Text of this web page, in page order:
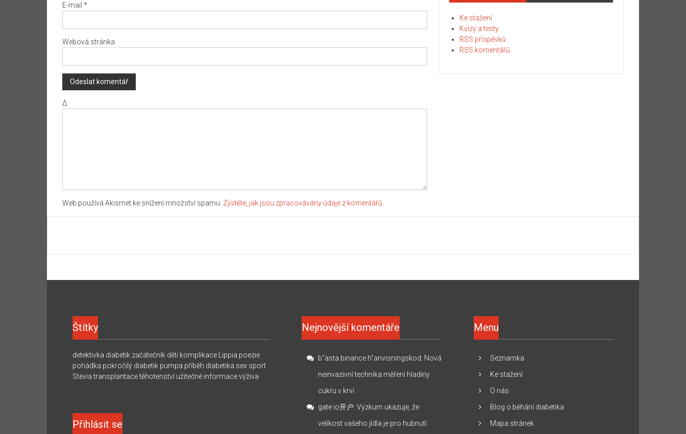
E-mail *
Webová stránka
Δ
Web používá Akismet ke snížení množství spamu. Zjistěte, jak jsou zpracovávány údaje z komentářů.
Ke stažení
Kvízy a testy
RSS příspěvků
RSS komentářů
Štítky
detektivka diabetik začátečník děti komplikace Lippia poezie
pohádka pokročilý diabetik pumpa příběh diabetika sex sport
Stevia transplantace těhotenství užitečné informace výživa
Přihlásit se
Nejnovější komentáře
b"asta binance h"anvisningskod: Nová
neinvazivní technika měření hladiny
cukru v krvi
gate io开户:Výzkum ukazuje, že
velikost vašeho jídla je pro hubnutí
Menu
Seznamka
Ke stažení
O nás
Blog o běhání diabetika
Mapa stránek